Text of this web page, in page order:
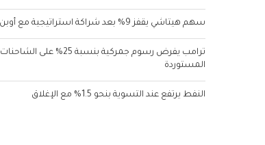
سهم هيتاشي يقفز 9% بعد شراكة استراتيجية مع أوبن إيه آي
ترامب يفرض رسوم جمركية بنسبة 25% على الشاحنات
المستوردة
النفط يرتفع عند التسوية بنحو 1.5% مع الإغلاق